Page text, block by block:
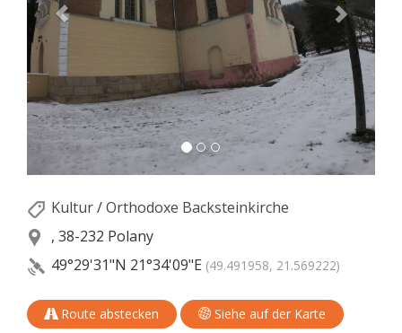
Kultur/Orthodoxe Backsteinkirche
, 38-232 Polany
49°29'31"N 21°34'09"E (49.491958, 21.569222)
Route abstecken Siehe auf der Karte